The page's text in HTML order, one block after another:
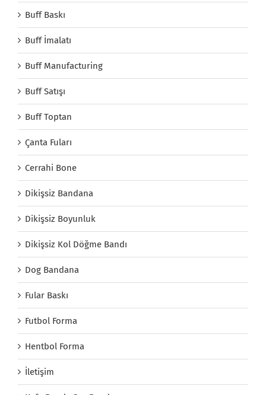
Buff Baskı
Buff İmalatı
Buff Manufacturing
Buff Satışı
Buff Toptan
Çanta Fuları
Cerrahi Bone
Dikişsiz Bandana
Dikişsiz Boyunluk
Dikişsiz Kol Döğme Bandı
Dog Bandana
Fular Baskı
Futbol Forma
Hentbol Forma
İletişim